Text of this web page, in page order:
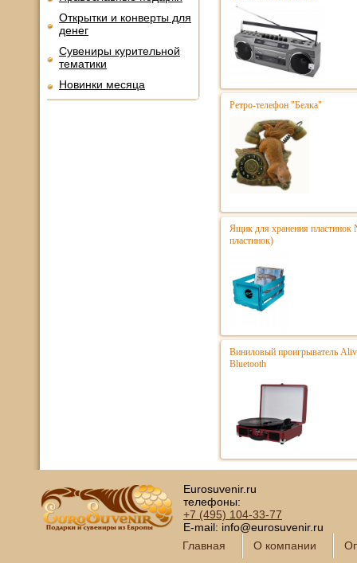
Открытки и конверты для
денег
Сувениры курительной
тематики
Новинки месяца
Ретро-телефон "Белка"
Ящик для хранения пластинок
пластинок)
Виниловый проигрыватель
Bluetooth
Eurosuvenir.ru
телефоны:
+7 (495) 104-33-77
E-mail: info@eurosuvenir.ru
Главная
О компании